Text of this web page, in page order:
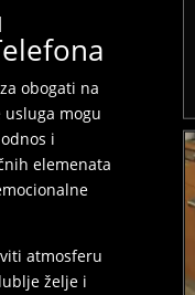
obogati na
mogu
i
elemenata
atmosferu
želje i